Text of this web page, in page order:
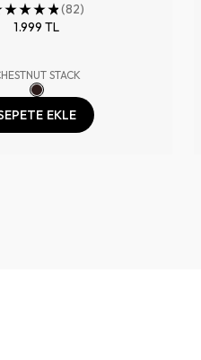
(82)
1.999 TL
STACK
EKLE